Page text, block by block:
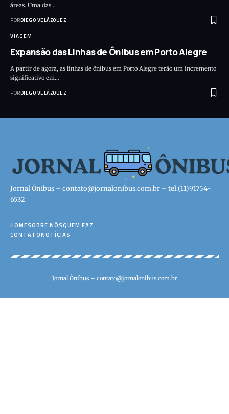
áreas. Uma das…
PORDIEGO VELÁZQUEZ
VIAGEM
Expansão das Linhas de Ônibus em Porto Alegre
A partir de agora, as linhas de ônibus em Porto Alegre terão um incremento
significativo em…
PORDIEGO VELÁZQUEZ
Jornal Ônibus – contato@jornalonibus.com.br – tel.(11)91754-
6532
HOMESOBRE NÓSQUEM FAZ
CONTATONOTÍCIAS
Jornal Ônibus – contato@jornalonibus.com.br